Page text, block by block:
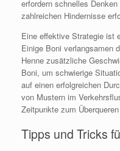
erfordern schnelles
zahlreichen Hindernisse
Eine effektive Strategie ist
Einige Boni verlangsamen
Henne zusätzliche
Boni, um schwierige
auf einen erfolgreichen
von Mustern im
Zeitpunkte zum
Tipps und Tricks